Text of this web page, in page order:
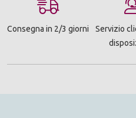
Consegna in 2/3 giorni
Servizio